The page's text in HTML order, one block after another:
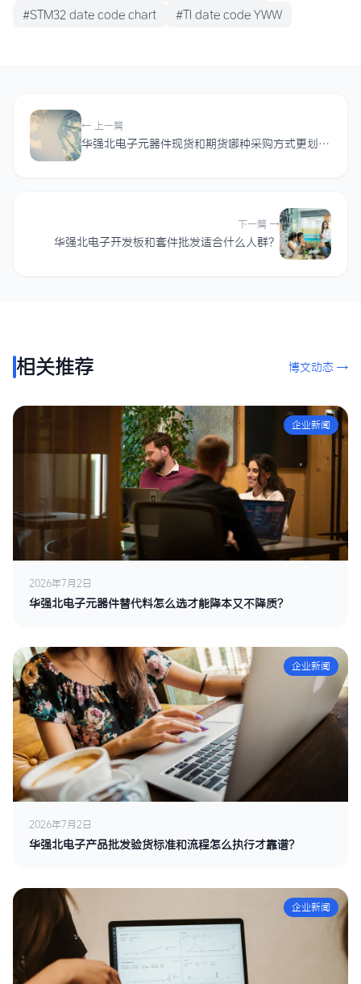
#STM32 date code chart #TI date code YWW
← 上一篇
华强北电子元器件现货和期货哪种采购方式更划算？
下一篇 →
华强北电子开发板和套件批发适合什么人群？
相关推荐 博文动态 →
企业新闻
2026年7月2日
华强北电子元器件替代料怎么选才能降本又不降质？
企业新闻
2026年7月2日
华强北电子产品批发验货标准和流程怎么执行才靠谱？
企业新闻